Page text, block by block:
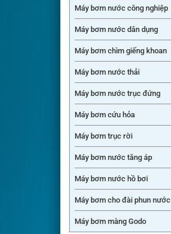
Máy bơm nước công nghiệp
Máy bơm nước dân dụng
Máy bơm chìm giếng khoan
Máy bơm nước thải
Máy bơm nước trục đứng
Máy bơm cứu hỏa
Máy bơm trục rời
Máy bơm nước tăng áp
Máy bơm nước hồ bơi
Máy bơm cho đài phun nước
Máy bơm màng Godo